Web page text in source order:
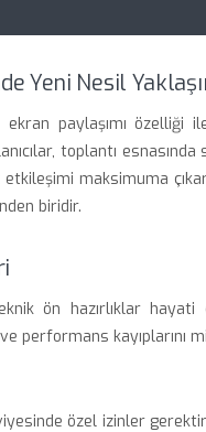
Yeni Nesil
paylaşımı özelliği
toplantı
maksimuma
biridir.
ön hazırlıklar hayati
performans kayıplarını
özel izinler